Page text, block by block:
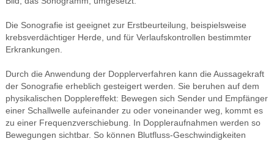
Die Sonografie ist geeignet zur Erstbeurteilung, beispielsweise
krebsverdächtiger Herde, und für Verlaufskontrollen bestimmter
Erkrankungen.
Durch die Anwendung der Dopplerverfahren kann die Aussagekraft
der Sonografie erheblich gesteigert werden. Sie beruhen auf dem
physikalischen Dopplereffekt: Bewegen sich Sender und Empfänger
einer Schallwelle aufeinander zu oder voneinander weg, kommt es
zu einer Frequenzverschiebung. In Doppleraufnahmen werden so
Bewegungen sichtbar. So können Blutfluss-Geschwindigkeiten